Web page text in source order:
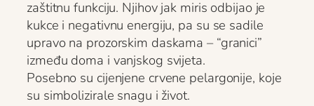
zaštitnu funkciju. Njihov jak miris odbijao je
kukce i negativnu energiju, pa su se sadile
upravo na prozorskim daskama – “granici”
između doma i vanjskog svijeta.
Posebno su cijenjene crvene pelargonije, koje
su simbolizirale snagu i život.